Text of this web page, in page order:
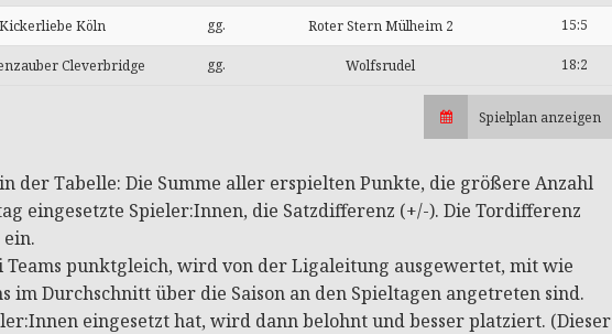
Kickerliebe Köln gg. Roter Stern Mülheim 2 15:5
Cleverbridge gg. Wolfsrudel 18:2
Spielplan anzeigen
der Tabelle: Die Summe aller erspielten Punkte, die größere Anzahl
eingesetzte Spieler:Innen, die Satzdifferenz (+/-). Die Tordifferenz
Teams punktgleich, wird von der Ligaleitung ausgewertet, mit wie
im Durchschnitt über die Saison an den Spieltagen angetreten sind.
eingesetzt hat, wird dann belohnt und besser platziert. (Dieser